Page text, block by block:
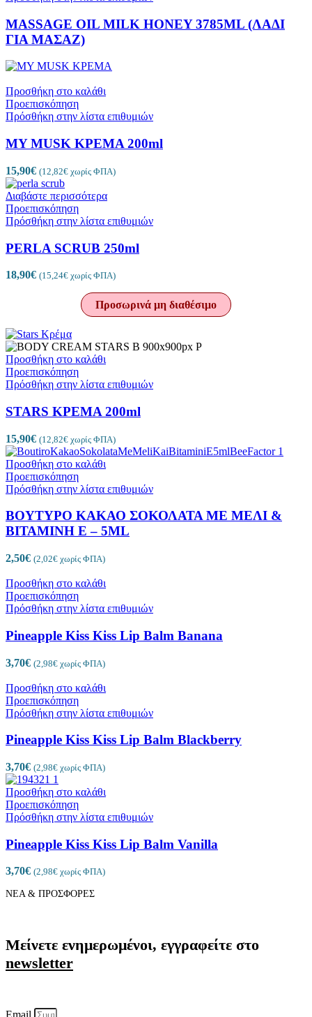
MASSAGE OIL MILK HONEY 3785ML (ΛΑΔΙ
ΓΙΑ MΑΣΑΖ)
Προσθήκη στο καλάθι
Προεπισκόπηση
Πρόσθήκη στην λίστα επιθυμιών
MY MUSK ΚΡΕΜΑ 200ml
15,90€ (12,82€ χωρίς ΦΠΑ)
Διαβάστε περισσότερα
Προεπισκόπηση
Πρόσθήκη στην λίστα επιθυμιών
PERLA SCRUB 250ml
18,90€ (15,24€ χωρίς ΦΠΑ)
Προσωρινά μη διαθέσιμο
Προσθήκη στο καλάθι
Προεπισκόπηση
Πρόσθήκη στην λίστα επιθυμιών
STARS ΚΡΕΜΑ 200ml
15,90€ (12,82€ χωρίς ΦΠΑ)
Προσθήκη στο καλάθι
Προεπισκόπηση
Πρόσθήκη στην λίστα επιθυμιών
ΒΟΥΤΥΡΟ ΚΑΚΑΟ ΣΟΚΟΛΑΤΑ ΜΕ ΜΕΛΙ &
ΒΙΤΑΜΙΝΗ Ε – 5ML
2,50€ (2,02€ χωρίς ΦΠΑ)
Προσθήκη στο καλάθι
Προεπισκόπηση
Πρόσθήκη στην λίστα επιθυμιών
Pineapple Kiss Kiss Lip Balm Banana
3,70€ (2,98€ χωρίς ΦΠΑ)
Προσθήκη στο καλάθι
Προεπισκόπηση
Πρόσθήκη στην λίστα επιθυμιών
Pineapple Kiss Kiss Lip Balm Blackberry
3,70€ (2,98€ χωρίς ΦΠΑ)
Προσθήκη στο καλάθι
Προεπισκόπηση
Πρόσθήκη στην λίστα επιθυμιών
Pineapple Kiss Kiss Lip Balm Vanilla
3,70€ (2,98€ χωρίς ΦΠΑ)
ΝΕΑ & ΠΡΟΣΦΟΡΕΣ
Μείνετε ενημερωμένοι, εγγραφείτε στο
newsletter
Email